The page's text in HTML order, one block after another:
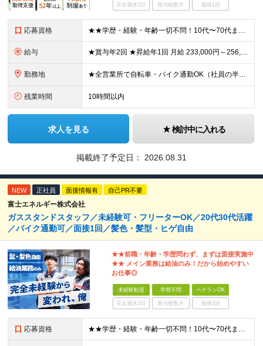
完全週休2日 賞与複数月 面接1回
応募資格 ★★学歴・経験・年齢一切不問！10代〜70代まで活躍中★★ ■未経験歓迎 ■第二新卒歓迎・ブランクOK 人物重視の採用です！元気な挨拶ができる方、安定した環境で長く働きたい方を歓迎します。
給与 ★賞与年2回 ★昇給年1回 月給 233,000円～256,000円 +（各種手当）+（賞与年2回） ※経験、能力等を考慮の上、決定！月収30万円以上も可能です ※経験者の方は優遇します ※3ヶ月の
勤務地 ★全営業所で自転車・バイク通勤OK（社員の半数がバイクで通勤） 【目黒営業所】 東京都目黒区目黒1-24-2 【五反田営業所】 東京都品川区大崎5-1-2 【中野営業所 新宿スタンド】 東京都中
残業時間 10時間以内
求人を見る 検討中に入れる
掲載終了予定日： 2026.08.31
NEW 正社員 面接情報有 自己PR不要
富士エネルギー株式会社
ガススタンドスタッフ／未経験可・フリーターOK／20代30代活躍
／バイク通勤可／面接1回／髪色・髪型・ヒゲ自由
★★前職・年齢・学歴問わず、まずは面接実施中
★★ メイン業務は給油のみ！だから始めやすい
お仕事◎
未経験歓迎 学歴不問 ベテランOK
完全週休2日 賞与複数月 面接1回
応募資格 ★★学歴・経験・年齢一切不問！10代〜70代まで活躍中★★ ■未経験歓迎 ■第二新卒歓迎・ブランクOK 人物重視の採用です！元気な挨拶ができる方、安定した環境で長く働きたい方を歓迎します。